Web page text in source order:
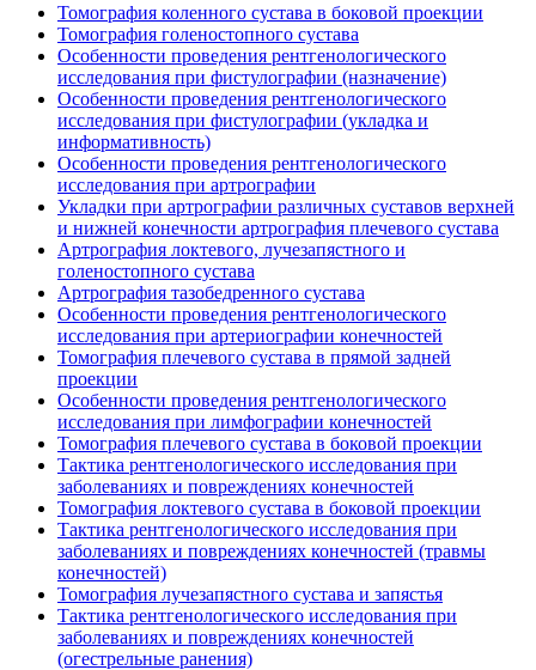
Томография коленного сустава в боковой проекции
Томография голеностопного сустава
Особенности проведения рентгенологического
исследования при фистулографии (назначение)
Особенности проведения рентгенологического
исследования при фистулографии (укладка и
информативность)
Особенности проведения рентгенологического
исследования при артрографии
Укладки при артрографии различных суставов верхней
и нижней конечности артрография плечевого сустава
Артрография локтевого, лучезапястного и
голеностопного сустава
Артрография тазобедренного сустава
Особенности проведения рентгенологического
исследования при артериографии конечностей
Томография плечевого сустава в прямой задней
проекции
Особенности проведения рентгенологического
исследования при лимфографии конечностей
Томография плечевого сустава в боковой проекции
Тактика рентгенологического исследования при
заболеваниях и повреждениях конечностей
Томография локтевого сустава в боковой проекции
Тактика рентгенологического исследования при
заболеваниях и повреждениях конечностей (травмы
конечностей)
Томография лучезапястного сустава и запястья
Тактика рентгенологического исследования при
заболеваниях и повреждениях конечностей
(огестрельные ранения)